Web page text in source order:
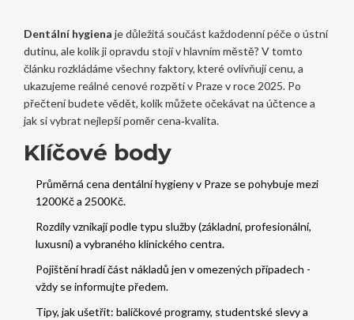
Dentální hygiena je důležitá součást každodenní péče o ústní
dutinu, ale kolik ji opravdu stojí v hlavním městě? V tomto
článku rozkládáme všechny faktory, které ovlivňují cenu, a
ukazujeme reálné cenové rozpětí v Praze v roce 2025. Po
přečtení budete vědět, kolik můžete očekávat na účtence a
jak si vybrat nejlepší poměr cena‑kvalita.
Klíčové body
Průměrná cena dentální hygieny v Praze se pohybuje mezi
1200Kč a 2500Kč.
Rozdíly vznikají podle typu služby (základní, profesionální,
luxusní) a vybraného klinického centra.
Pojištění hradí část nákladů jen v omezených případech -
vždy se informujte předem.
Tipy, jak ušetřit: balíčkové programy, studentské slevy a